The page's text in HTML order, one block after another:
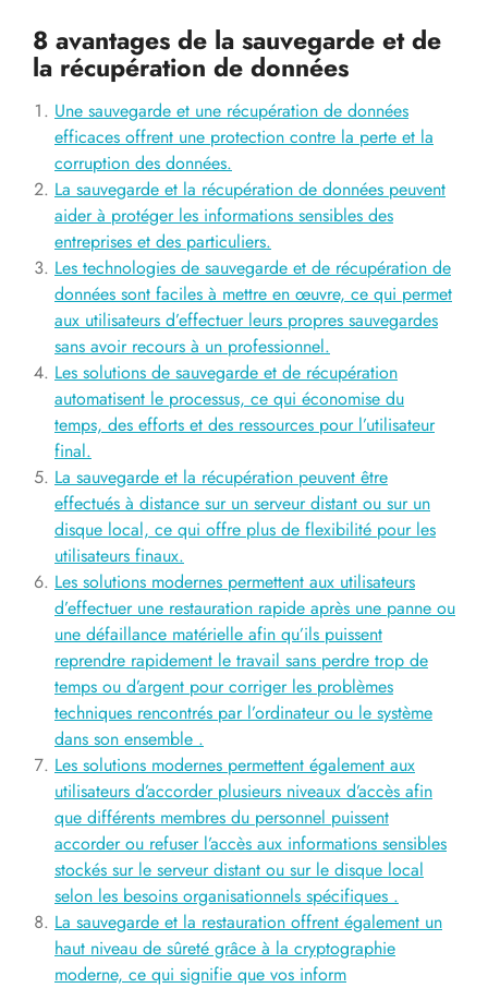
8 avantages de la sauvegarde et de
la récupération de données
Une sauvegarde et une récupération de données
efficaces offrent une protection contre la perte et la
corruption des données.
La sauvegarde et la récupération de données peuvent
aider à protéger les informations sensibles des
entreprises et des particuliers.
Les technologies de sauvegarde et de récupération de
données sont faciles à mettre en œuvre, ce qui permet
aux utilisateurs d’effectuer leurs propres sauvegardes
sans avoir recours à un professionnel.
Les solutions de sauvegarde et de récupération
automatisent le processus, ce qui économise du
temps, des efforts et des ressources pour l’utilisateur
final.
La sauvegarde et la récupération peuvent être
effectués à distance sur un serveur distant ou sur un
disque local, ce qui offre plus de flexibilité pour les
utilisateurs finaux.
Les solutions modernes permettent aux utilisateurs
d’effectuer une restauration rapide après une panne ou
une défaillance matérielle afin qu’ils puissent
reprendre rapidement le travail sans perdre trop de
temps ou d’argent pour corriger les problèmes
techniques rencontrés par l’ordinateur ou le système
dans son ensemble .
Les solutions modernes permettent également aux
utilisateurs d’accorder plusieurs niveaux d’accès afin
que différents membres du personnel puissent
accorder ou refuser l’accès aux informations sensibles
stockés sur le serveur distant ou sur le disque local
selon les besoins organisationnels spécifiques .
La sauvegarde et la restauration offrent également un
haut niveau de sûreté grâce à la cryptographie
moderne, ce qui signifie que vos inform